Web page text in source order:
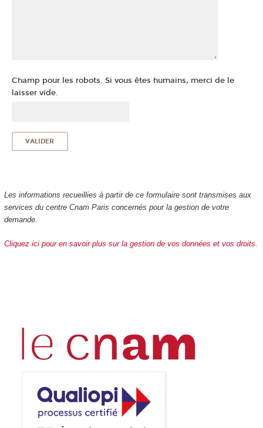
Champ pour les robots. Si vous êtes humains, merci de le
laisser vide.
Les informations recueillies à partir de ce formulaire sont transmises aux
services du centre Cnam Paris concernés pour la gestion de votre
demande.
Cliquez ici pour en savoir plus sur la gestion de vos données et vos droits.